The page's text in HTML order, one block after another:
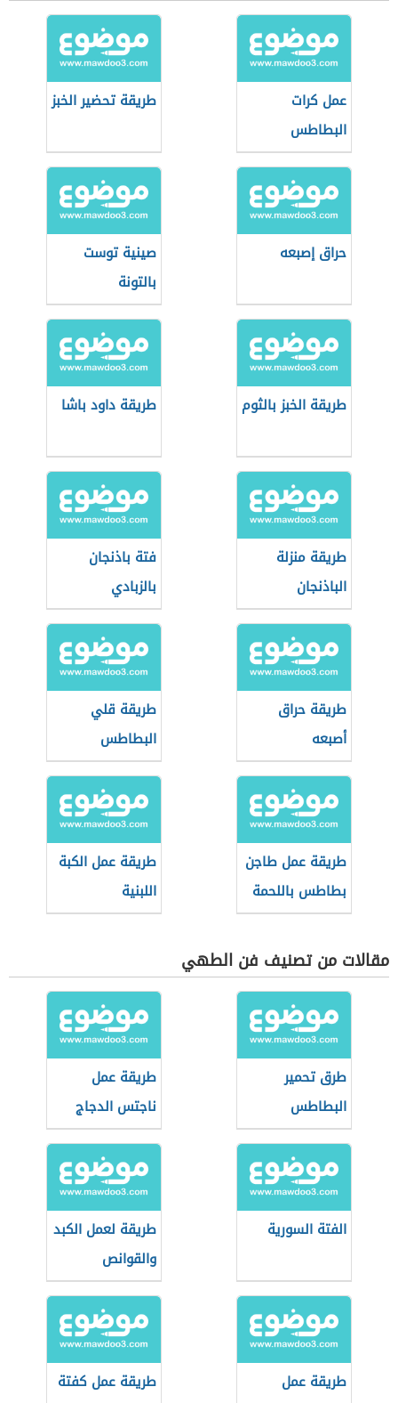
عمل كرات
البطاطس
طريقة تحضير الخبز
حراق إصبعه
صينية توست
بالتونة
طريقة الخبز بالثوم طريقة داود باشا
طريقة منزلة
الباذنجان
فتة باذنجان
بالزبادي
طريقة حراق
أصبعه
طريقة قلي
البطاطس
طريقة عمل طاجن
بطاطس باللحمة
طريقة عمل الكبة
اللبنية
مقالات من تصنيف فن الطهي
طرق تحمير
البطاطس
طريقة عمل
ناجتس الدجاج
الفتة السورية
طريقة لعمل الكبد
والقوانص
طريقة عمل
طريقة عمل كفتة